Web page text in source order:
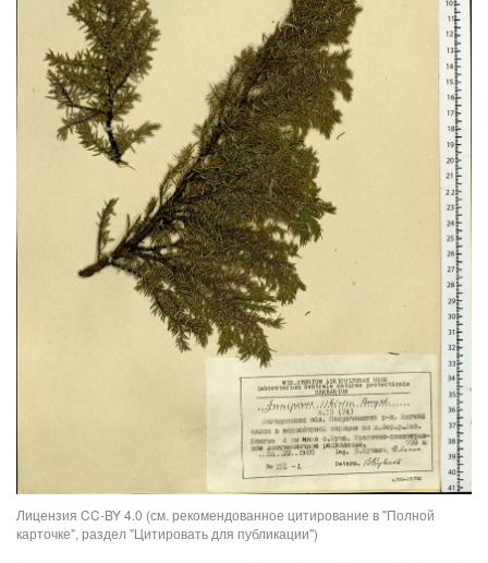
Лицензия CC-BY 4.0 (см. рекомендованное цитирование в "Полной
карточке", раздел "Цитировать для публикации")